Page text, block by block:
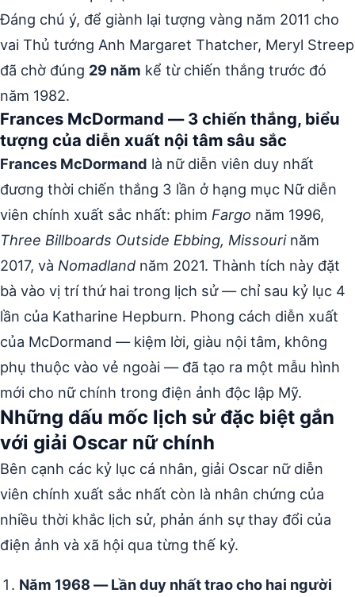
Đáng chú ý, để giành lại tượng vàng năm 2011 cho
vai Thủ tướng Anh Margaret Thatcher, Meryl Streep
đã chờ đúng 29 năm kể từ chiến thắng trước đó
năm 1982.
Frances McDormand — 3 chiến thắng, biểu
tượng của diễn xuất nội tâm sâu sắc
Frances McDormand là nữ diễn viên duy nhất
đương thời chiến thắng 3 lần ở hạng mục Nữ diễn
viên chính xuất sắc nhất: phim Fargo năm 1996,
Three Billboards Outside Ebbing, Missourinăm
2017, và Nomadland năm 2021. Thành tích này đặt
bà vào vị trí thứ hai trong lịch sử — chỉ sau kỷ lục 4
lần của Katharine Hepburn. Phong cách diễn xuất
của McDormand — kiệm lời, giàu nội tâm, không
phụ thuộc vào vẻ ngoài — đã tạo ra một mẫu hình
mới cho nữ chính trong điện ảnh độc lập Mỹ.
Những dấu mốc lịch sử đặc biệt gắn
với giải Oscar nữ chính
Bên cạnh các kỷ lục cá nhân, giải Oscar nữ diễn
viên chính xuất sắc nhất còn là nhân chứng của
nhiều thời khắc lịch sử, phản ánh sự thay đổi của
điện ảnh và xã hội qua từng thế kỷ.
Năm 1968 — Lần duy nhất trao cho hai người